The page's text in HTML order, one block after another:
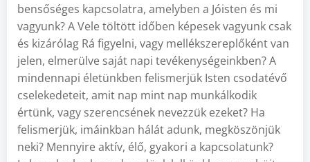
bensőséges kapcsolatra, amelyben a Jóisten és mi
vagyunk? A Vele töltött időben képesek vagyunk csak
és kizárólag Rá figyelni, vagy mellékszereplőként van
jelen, elmerülve saját napi tevékenységeinkben? A
mindennapi életünkben felismerjük Isten csodatévő
cselekedeteit, amit nap mint nap munkálkodik
értünk, vagy szerencsének nevezzük ezeket? Ha
felismerjük, imáinkban hálát adunk, megköszönjük
neki? Mennyire aktív, élő, gyakori a kapcsolatunk?